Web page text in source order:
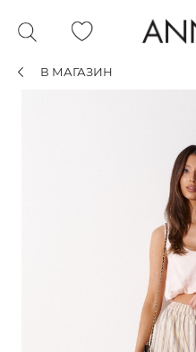
В МАГАЗИН